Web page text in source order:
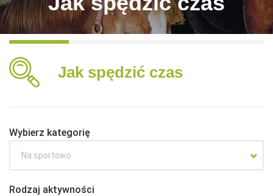
Jak spędzić czas
Wybierz kategorię
Na sportowo
Rodzaj aktywności